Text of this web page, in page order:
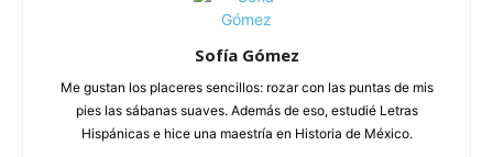
Sofía Gómez
Me gustan los placeres sencillos: rozar con las puntas de mis
pies las sábanas suaves. Además de eso, estudié Letras
Hispánicas e hice una maestría en Historia de México.